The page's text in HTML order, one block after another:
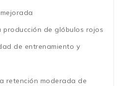
producción de glóbulos rojos
de entrenamiento y
retención moderada de